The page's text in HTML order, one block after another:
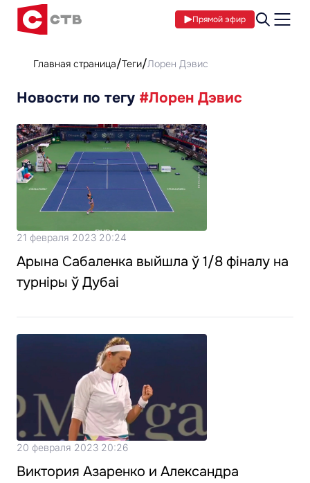
Прямой эфир
Главная страница Теги Лорен Дэвис
Новости по тегу #Лорен Дэвис
21 февраля 2023 20:24
Арына Сабаленка выйшла ў 1/8 фіналу на
турніры ў Дубаі
20 февраля 2023 20:26
Виктория Азаренко и Александра